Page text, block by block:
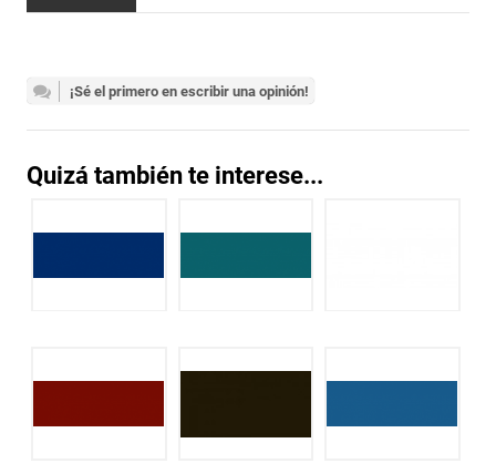
¡Sé el primero en escribir una opinión!
Quizá también te interese...